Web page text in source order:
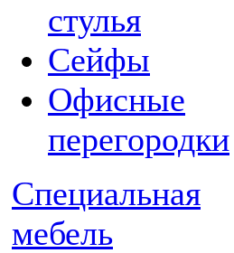
стулья
Сейфы
Офисные
перегородки
Специальная
мебель